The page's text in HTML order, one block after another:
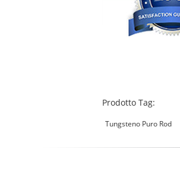
Prodotto Tag:
Tungsteno Puro Rod